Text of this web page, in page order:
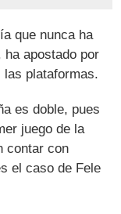
que nunca ha
apostado por
las plataformas.
es doble, pues
juego de la
contar con
el caso de Fele